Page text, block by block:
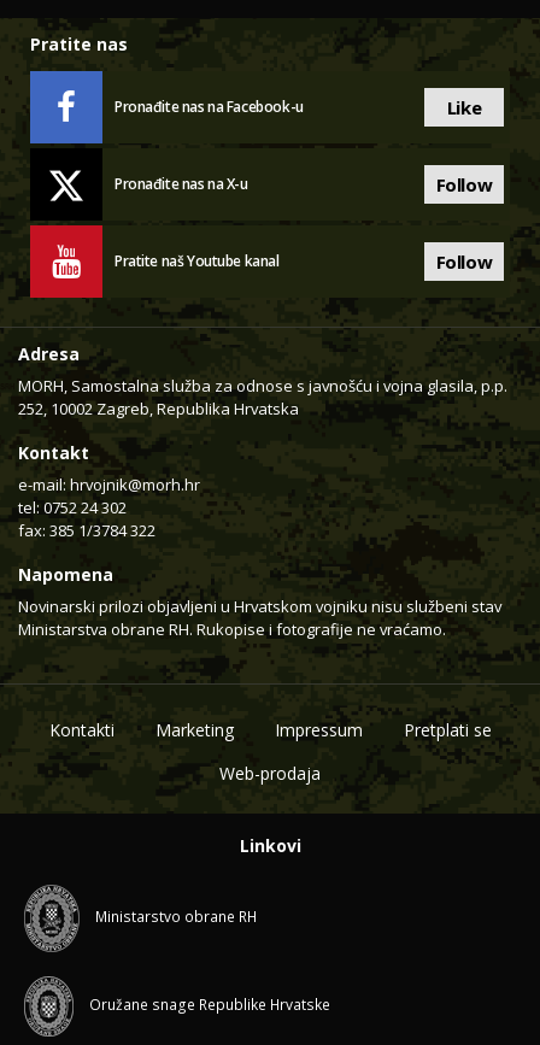
Pratite nas
Pronađite nas na Facebook-u Like
Pronađite nas na X-u Follow
Pratite naš Youtube kanal Follow
Adresa
MORH, Samostalna služba za odnose s javnošću i vojna glasila, p.p.
252, 10002 Zagreb, Republika Hrvatska
Kontakt
e-mail: hrvojnik@morh.hr
tel: 0752 24 302
fax: 385 1/3784 322
Napomena
Novinarski prilozi objavljeni u Hrvatskom vojniku nisu službeni stav
Ministarstva obrane RH. Rukopise i fotografije ne vraćamo.
Kontakti Marketing Impressum
Pretplati se
Web-prodaja
Linkovi
Ministarstvo obrane RH
Oružane snage Republike Hrvatske